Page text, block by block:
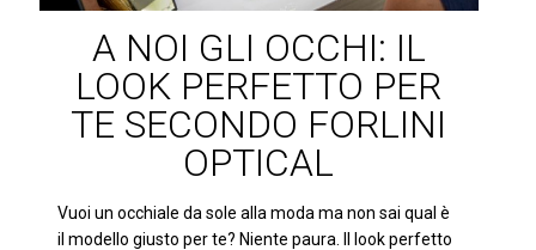
A NOI GLI OCCHI: IL
LOOK PERFETTO PER
TE SECONDO FORLINI
OPTICAL
Vuoi un occhiale da sole alla moda ma non sai qual è
il modello giusto per te? Niente paura. Il look perfetto